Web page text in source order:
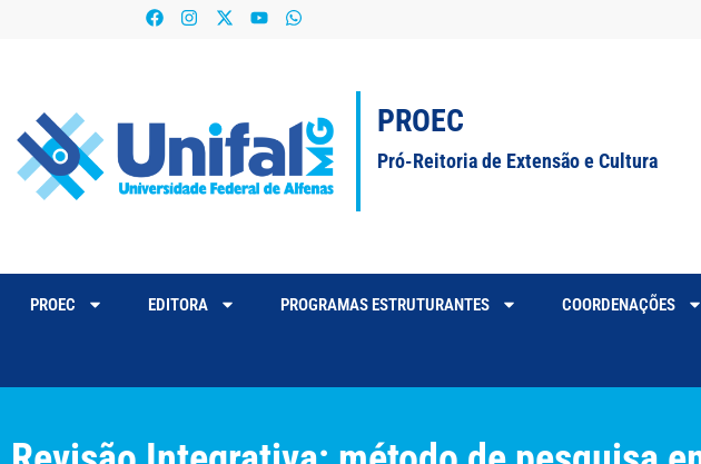
PROEC
Pró-Reitoria de Extensão e Cultura
PROEC EDITORA PROGRAMAS ESTRUTURANTES COORDENAÇÕES